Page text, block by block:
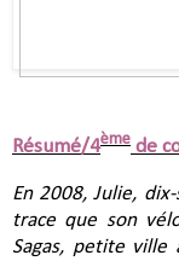
Résumé/4ème de
En 2008, Julie,
trace que son
Sagas, petite ville